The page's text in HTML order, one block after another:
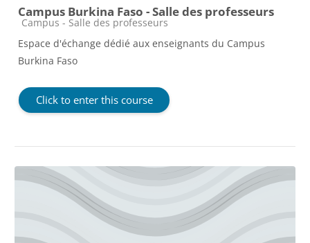
Campus Burkina Faso - Salle des professeurs
Course category
Campus - Salle des professeurs
Espace d'échange dédié aux enseignants du Campus
Burkina Faso
Click to enter this course